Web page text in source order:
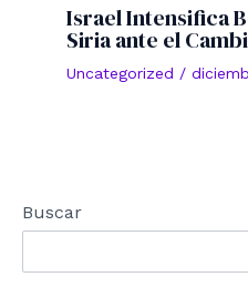
Israel Intensifica
Siria ante el
Uncategorized /
Buscar